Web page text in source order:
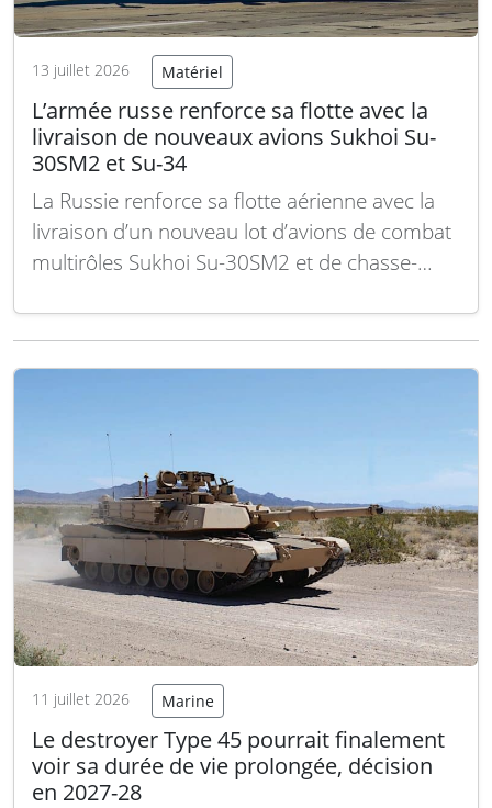
13 juillet 2026 Matériel
L’armée russe renforce sa flotte avec la
livraison de nouveaux avions Sukhoi Su-
30SM2 et Su-34
La Russie renforce sa flotte aérienne avec la
livraison d’un nouveau lot d’avions de combat
multirôles Sukhoi Su-30SM2 et de chasse-
la Défense. Cette démarche vise à compenser
11 juillet 2026 Marine
Le destroyer Type 45 pourrait finalement
voir sa durée de vie prolongée, décision
en 2027-28